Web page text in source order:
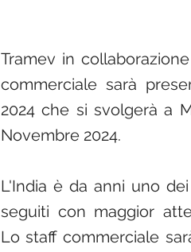
Tramev in
commerciale sarà
2024 che si svolgerà a
Novembre 2024.
L'India è da anni uno
seguiti con maggior
Lo staff commerciale